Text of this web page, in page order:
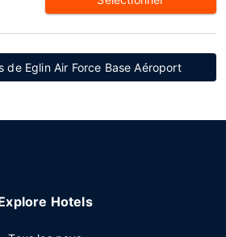
de Eglin Air Force Base Aéroport
Hotels